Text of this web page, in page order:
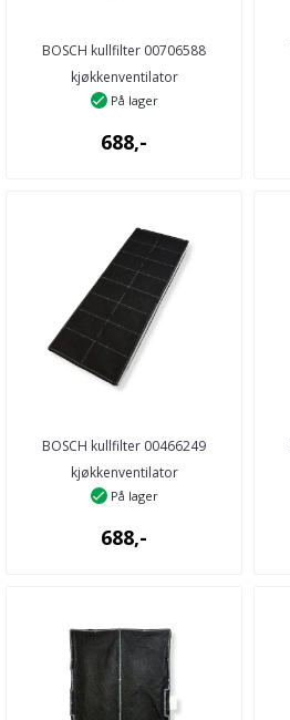
BOSCH kullfilter 00706588
kjøkkenventilator
På lager
688,-
BOSCH kullfilter 00466249
kjøkkenventilator
På lager
688,-